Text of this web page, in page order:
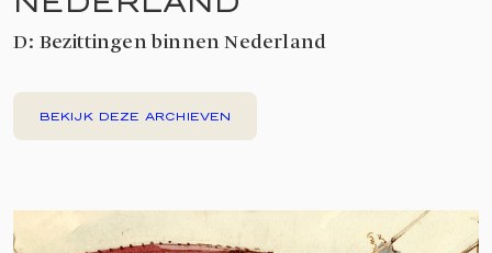
D: Bezittingen binnen Nederland
BEKIJK DEZE ARCHIEVEN